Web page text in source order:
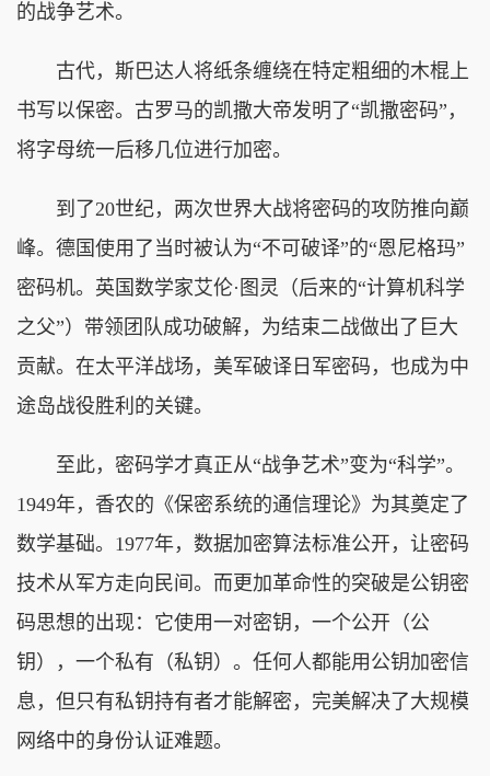
的战争艺术。
古代，斯巴达人将纸条缠绕在特定粗细的木棍上
书写以保密。古罗马的凯撒大帝发明了“凯撒密码”，
将字母统一后移几位进行加密。
到了20世纪，两次世界大战将密码的攻防推向巅
峰。德国使用了当时被认为“不可破译”的“恩尼格玛”
密码机。英国数学家艾伦·图灵（后来的“计算机科学
之父”）带领团队成功破解，为结束二战做出了巨大
贡献。在太平洋战场，美军破译日军密码，也成为中
途岛战役胜利的关键。
至此，密码学才真正从“战争艺术”变为“科学”。
1949年，香农的《保密系统的通信理论》为其奠定了
数学基础。1977年，数据加密算法标准公开，让密码
技术从军方走向民间。而更加革命性的突破是公钥密
码思想的出现：它使用一对密钥，一个公开（公
钥），一个私有（私钥）。任何人都能用公钥加密信
息，但只有私钥持有者才能解密，完美解决了大规模
网络中的身份认证难题。